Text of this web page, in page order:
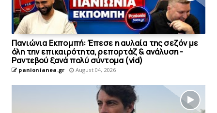
Πανιώνια Εκπομπή: Έπεσε η αυλαία της σεζόν με
όλη την επικαιρότητα, ρεπορτάζ & ανάλυση -
Ραντεβού ξανά πολύ σύντομα (vid)
panionianea.gr August 04, 2026